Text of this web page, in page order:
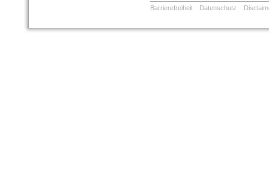
Barrierefreiheit Datenschutz